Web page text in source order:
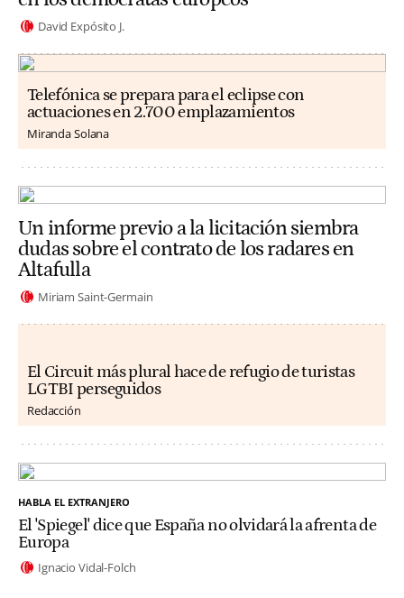
David Expósito J.
Telefónica se prepara para el eclipse con
actuaciones en 2.700 emplazamientos
Miranda Solana
Un informe previo a la licitación siembra
dudas sobre el contrato de los radares en
Altafulla
Miriam Saint-Germain
El Circuit más plural hace de refugio de turistas
LGTBI perseguidos
Redacción
HABLA EL EXTRANJERO
El 'Spiegel' dice que España no olvidará la afrenta de
Europa
Ignacio Vidal-Folch